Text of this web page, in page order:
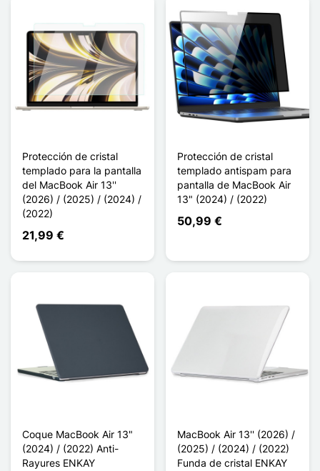
Protección de cristal
templado para la pantalla
del MacBook Air 13''
(2026) / (2025) / (2024) /
(2022)
21,99 €
Protección de cristal
templado antispam para
pantalla de MacBook Air
13" (2024) / (2022)
50,99 €
Coque MacBook Air 13"
(2024) / (2022) Anti-
Rayures ENKAY
MacBook Air 13'' (2026) /
(2025) / (2024) / (2022)
Funda de cristal ENKAY